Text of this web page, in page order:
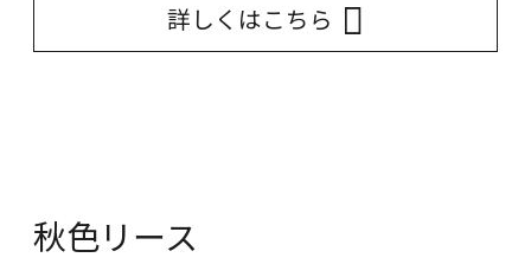
詳しくはこちら
秋色リース